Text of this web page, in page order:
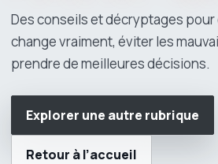
Des conseils et décryptages
change vraiment, éviter les
prendre de meilleures décisions.
Explorer une autre rubrique
Retour à l’accueil